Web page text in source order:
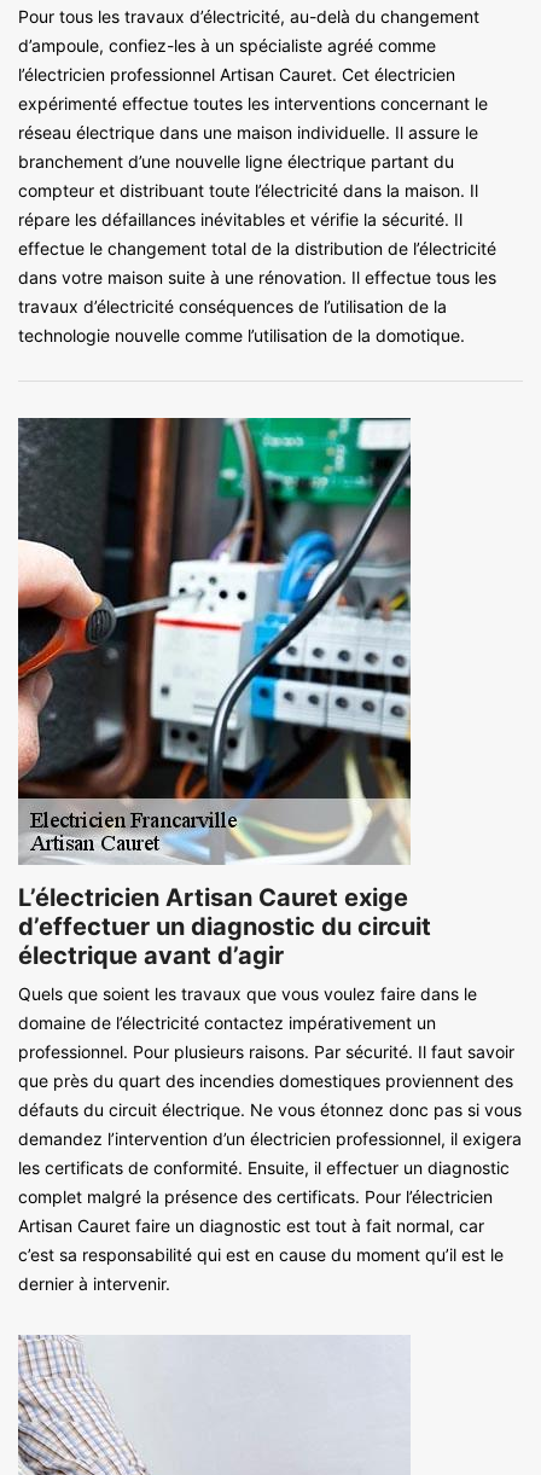
Pour tous les travaux d’électricité, au-delà du changement
d’ampoule, confiez-les à un spécialiste agréé comme
l’électricien professionnel Artisan Cauret. Cet électricien
expérimenté effectue toutes les interventions concernant le
réseau électrique dans une maison individuelle. Il assure le
branchement d’une nouvelle ligne électrique partant du
compteur et distribuant toute l’électricité dans la maison. Il
répare les défaillances inévitables et vérifie la sécurité. Il
effectue le changement total de la distribution de l’électricité
dans votre maison suite à une rénovation. Il effectue tous les
travaux d’électricité conséquences de l’utilisation de la
technologie nouvelle comme l’utilisation de la domotique.
L’électricien Artisan Cauret exige
d’effectuer un diagnostic du circuit
électrique avant d’agir
Quels que soient les travaux que vous voulez faire dans le
domaine de l’électricité contactez impérativement un
professionnel. Pour plusieurs raisons. Par sécurité. Il faut savoir
que près du quart des incendies domestiques proviennent des
défauts du circuit électrique. Ne vous étonnez donc pas si vous
demandez l’intervention d’un électricien professionnel, il exigera
les certificats de conformité. Ensuite, il effectuer un diagnostic
complet malgré la présence des certificats. Pour l’électricien
Artisan Cauret faire un diagnostic est tout à fait normal, car
c’est sa responsabilité qui est en cause du moment qu’il est le
dernier à intervenir.